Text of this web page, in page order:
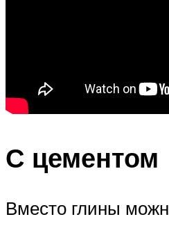
С цементом
Вместо глины